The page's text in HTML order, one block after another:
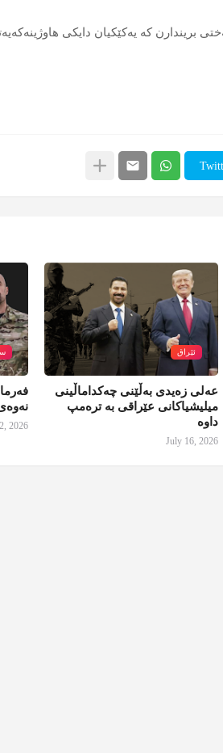
بریندارن كە یەكێكیان دایكی
ئێراق
عەلی زەیدی بەڵێنی چەکداماڵینی
میلیشیاکانی عێراقی بە ترەمپ
داوە
July 16, 2026
2026